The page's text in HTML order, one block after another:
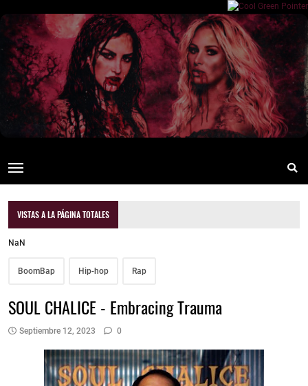
VISTAS A LA PÁGINA TOTALES
NaN
BoomBap Hip-hop Rap
SOUL CHALICE - Embracing Trauma
Septiembre 12, 2023 0